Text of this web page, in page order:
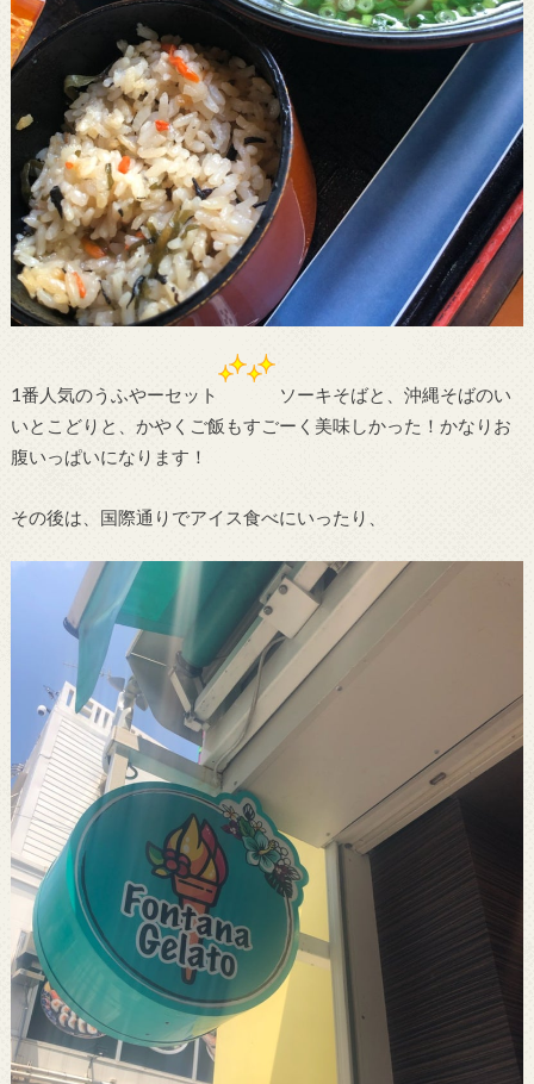
1番人気のうふやーセット
ソーキそばと、沖縄そばのい
いとこどりと、かやくご飯もすごーく美味しかった！かなりお
腹いっぱいになります！
その後は、国際通りでアイス食べにいったり、